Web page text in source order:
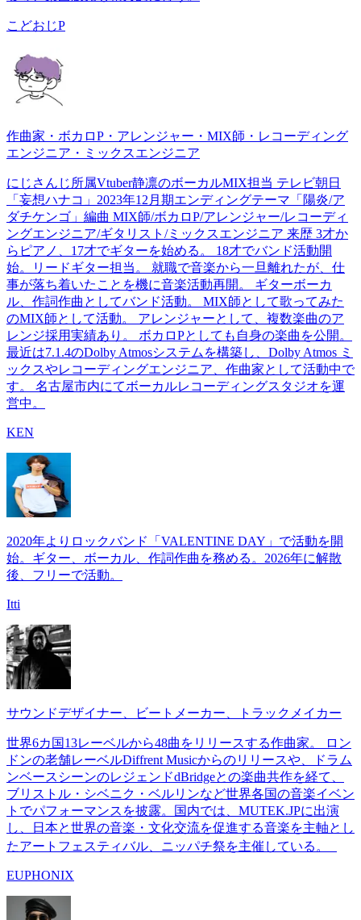
こどおじP
作曲家・ボカロP・アレンジャー・MIX師・レコーディング
エンジニア・ミックスエンジニア
にじさんじ所属Vtuber静凛のボーカルMIX担当 テレビ朝日
「妄想ハナコ」2023年12月期エンディングテーマ「陽炎/ア
ダチケンゴ」編曲 MIX師/ボカロP/アレンジャー/レコーディ
ングエンジニア/ギタリスト/ミックスエンジニア 来歴 3才か
らピアノ、17才でギターを始める。 18才でバンド活動開
始。リードギター担当。 就職で音楽から一旦離れたが、仕
事が落ち着いたことを機に音楽活動再開。 ギターボーカ
ル、作詞作曲としてバンド活動。 MIX師として歌ってみた
のMIX師として活動。 アレンジャーとして、複数楽曲のア
レンジ採用実績あり。 ボカロPとしても自身の楽曲を公開。
最近は7.1.4のDolby Atmosシステムを構築し、Dolby Atmos ミ
ックスやレコーディングエンジニア、作曲家として活動中で
す。 名古屋市内にてボーカルレコーディングスタジオを運
営中。
KEN
2020年よりロックバンド「VALENTINE DAY」で活動を開
始。ギター、ボーカル、作詞作曲を務める。2026年に解散
後、フリーで活動。
Itti
サウンドデザイナー、ビートメーカー、トラックメイカー
世界6カ国13レーベルから48曲をリリースする作曲家。 ロン
ドンの老舗レーベルDiffrent Musicからのリリースや、ドラム
ンベースシーンのレジェンドdBridgeとの楽曲共作を経て、
ブリストル・シベニク・ベルリンなど世界各国の音楽イベン
トでパフォーマンスを披露。国内では、MUTEK.JPに出演
し、日本と世界の音楽・文化交流を促進する音楽を主軸とし
たアートフェスティバル、ニッパチ祭を主催している。
EUPHONIX